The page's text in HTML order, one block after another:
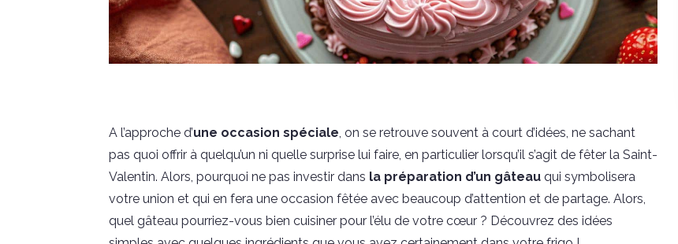
A l’approche d’une occasion spéciale, on se retrouve souvent à court d’idées, ne sachant
pas quoi offrir à quelqu’un ni quelle surprise lui faire, en particulier lorsqu’il s’agit de fêter la Saint-
Valentin. Alors, pourquoi ne pas investir dans la préparation d’un gâteau qui symbolisera
votre union et qui en fera une occasion fêtée avec beaucoup d’attention et de partage. Alors,
quel gâteau pourriez-vous bien cuisiner pour l’élu de votre cœur ? Découvrez des idées